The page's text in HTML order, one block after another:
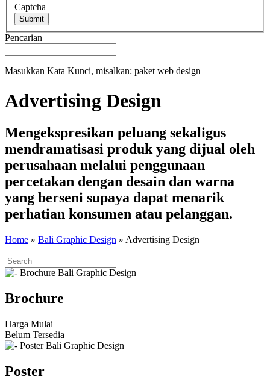
Captcha
Submit
Pencarian
Masukkan Kata Kunci, misalkan: paket web design
Advertising Design
Mengekspresikan peluang sekaligus
mendramatisasi produk yang dijual oleh
perusahaan melalui penggunaan
percetakan dengan desain dan warna
yang berseni supaya dapat menarik
perhatian konsumen atau pelanggan.
Home » Bali Graphic Design » Advertising Design
Brochure
Harga Mulai
Belum Tersedia
Poster